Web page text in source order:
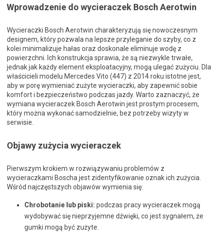
Wprowadzenie do wycieraczek Bosch Aerotwin
Wycieraczki Bosch Aerotwin charakteryzują się nowoczesnym
designem, który pozwala na lepsze przyleganie do szyby, co z
kolei minimalizuje hałas oraz doskonale eliminuje wodę z
powierzchni. Ich konstrukcja sprawia, że są niezwykle trwałe,
jednak jak każdy element eksploatacyjny, mogą ulegać zużyciu. Dla
właścicieli modelu Mercedes Vito (447) z 2014 roku istotne jest,
aby w porę wymieniać zużyte wycieraczki, aby zapewnić sobie
komfort i bezpieczeństwo podczas jazdy. Warto zaznaczyć, że
wymiana wycieraczek Bosch Aerotwin jest prostym procesem,
który można wykonać samodzielnie, bez potrzeby wizyty w
serwisie.
Objawy zużycia wycieraczek
Pierwszym krokiem w rozwiązywaniu problemów z
wycieraczkami Boscha jest zidentyfikowanie oznak ich zużycia.
Wśród najczęstszych objawów wymienia się:
Chrobotanie lub piski: podczas pracy wycieraczek mogą
wydobywać się nieprzyjemne dźwięki, co jest sygnałem, że
gumki mogą być zużyte.